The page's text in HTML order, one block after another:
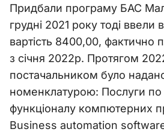
Придбали програму БАС
грудні 2021 року тоді ввели
вартість 8400,00, фактично
з січня 2022р. Протягом
постачальником було
номенклатурою: Послуги
функціоналу компютерних
Business automation